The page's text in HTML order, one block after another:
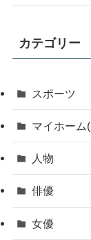
カテゴリー
スポーツ
マイホーム
人物
俳優
女優